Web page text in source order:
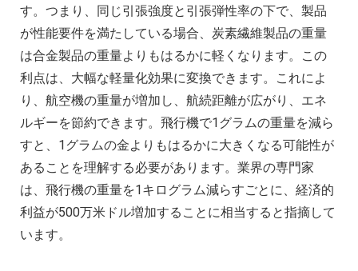
す。つまり、同じ引張強度と引張弾性率の下で、製品
が性能要件を満たしている場合、炭素繊維製品の重量
は合金製品の重量よりもはるかに軽くなります。この
利点は、大幅な軽量化効果に変換できます。これによ
り、航空機の重量が増加し、航続距離が広がり、エネ
ルギーを節約できます。飛行機で1グラムの重量を減ら
すと、1グラムの金よりもはるかに大きくなる可能性が
あることを理解する必要があります。業界の専門家
は、飛行機の重量を1キログラム減らすごとに、経済的
利益が500万米ドル増加することに相当すると指摘して
います。